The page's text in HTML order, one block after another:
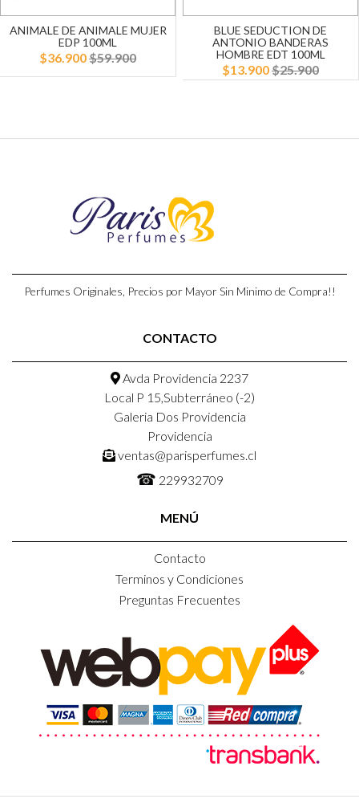
ANIMALE DE ANIMALE MUJER
EDP 100ML
$36.900$59.900
BLUE SEDUCTION DE
ANTONIO BANDERAS
HOMBRE EDT 100ML
$13.900$25.900
Perfumes Originales, Precios por Mayor Sin Minimo de Compra!!
CONTACTO
Avda Providencia 2237
Local P 15,Subterráneo (-2)
Galeria Dos Providencia
Providencia
ventas@parisperfumes.cl
☎ 229932709
MENÚ
Contacto
Terminos y Condiciones
Preguntas Frecuentes